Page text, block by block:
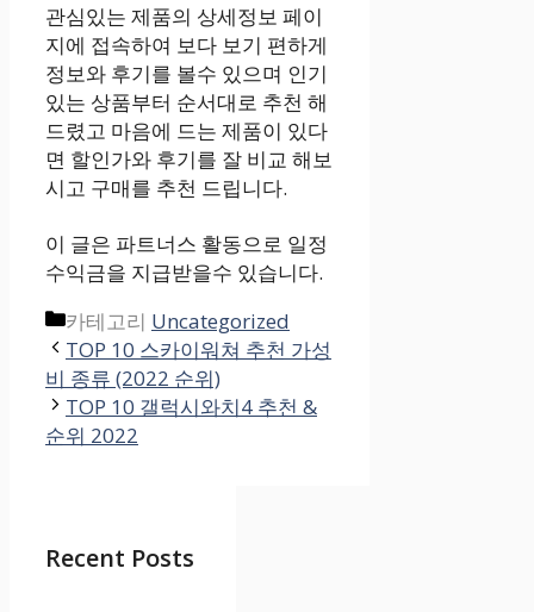
관심있는 제품의 상세정보 페이
지에 접속하여 보다 보기 편하게
정보와 후기를 볼수 있으며 인기
있는 상품부터 순서대로 추천 해
드렸고 마음에 드는 제품이 있다
면 할인가와 후기를 잘 비교 해보
시고 구매를 추천 드립니다.
이 글은 파트너스 활동으로 일정
수익금을 지급받을수 있습니다.
카테고리 Uncategorized
TOP 10 스카이워쳐 추천 가성
비 종류 (2022 순위)
TOP 10 갤럭시와치4 추천 &
순위 2022
Recent Posts